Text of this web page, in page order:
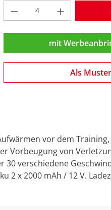
Produkt Anzahl:
mit
Als
vor dem
Vorbeugung von
verschiedene
2 x 2000 mAh / 12 V.